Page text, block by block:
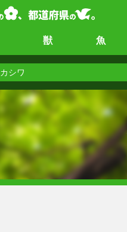
獣 魚
カシワ